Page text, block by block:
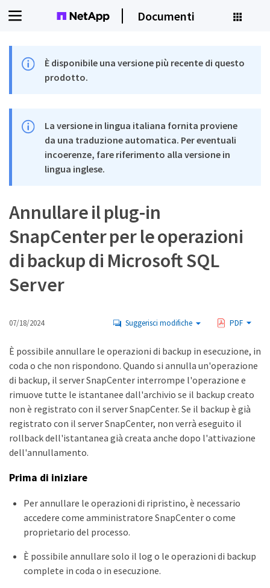
Documenti
È disponibile una versione più recente di questo
prodotto.
La versione in lingua italiana fornita proviene
da una traduzione automatica. Per eventuali
incoerenze, fare riferimento alla versione in
lingua inglese.
Annullare il plug-in
SnapCenter per le operazioni
di backup di Microsoft SQL
Server
07/18/2024 Suggerisci modifiche PDF
È possibile annullare le operazioni di backup in esecuzione, in
coda o che non rispondono. Quando si annulla un'operazione
di backup, il server SnapCenter interrompe l'operazione e
rimuove tutte le istantanee dall'archivio se il backup creato
non è registrato con il server SnapCenter. Se il backup è già
registrato con il server SnapCenter, non verrà eseguito il
rollback dell'istantanea già creata anche dopo l'attivazione
dell'annullamento.
Prima di iniziare
Per annullare le operazioni di ripristino, è necessario
accedere come amministratore SnapCenter o come
proprietario del processo.
È possibile annullare solo il log o le operazioni di backup
complete in coda o in esecuzione.